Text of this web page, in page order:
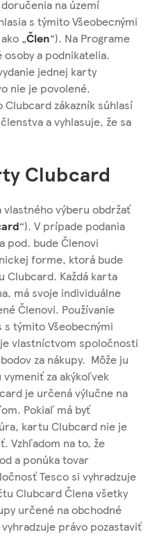
na území
s týmito Všeobecnými
„Člen“). Na Programe
a podnikatelia.
jednej karty
nie je povolené.
zákazník súhlasí
a vyhlasuje, že sa
Clubcard
výberu obdržať
“). V prípade podania
pod. bude Členovi
forme, ktorá bude
Clubcard. Každá karta
má svoje individuálne
Členovi. Používanie
s týmito Všeobecnými
vlastníctvom spoločnosti
za nákupy. Môže ju
za akýkoľvek
je určená výlučne na
Pokiaľ má byť
kartu Clubcard nie je
Vzhľadom na to, že
a ponúka tovar
Tesco si vyhradzuje
Clubcard Člena všetky
určené na obchodné
právo pozastaviť